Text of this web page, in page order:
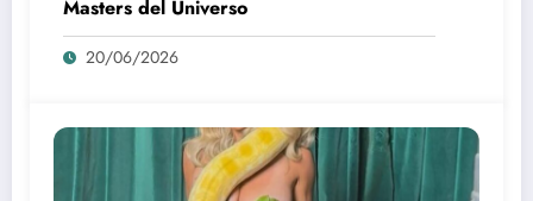
Masters del Universo
20/06/2026